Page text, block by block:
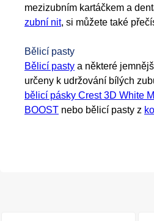
mezizubním kartáčkem a
zubní nit, si můžete také
Bělicí pasty
Bělicí pasty a některé
určeny k udržování bílých
bělicí pásky Crest 3D White
BOOST nebo bělicí pasty z